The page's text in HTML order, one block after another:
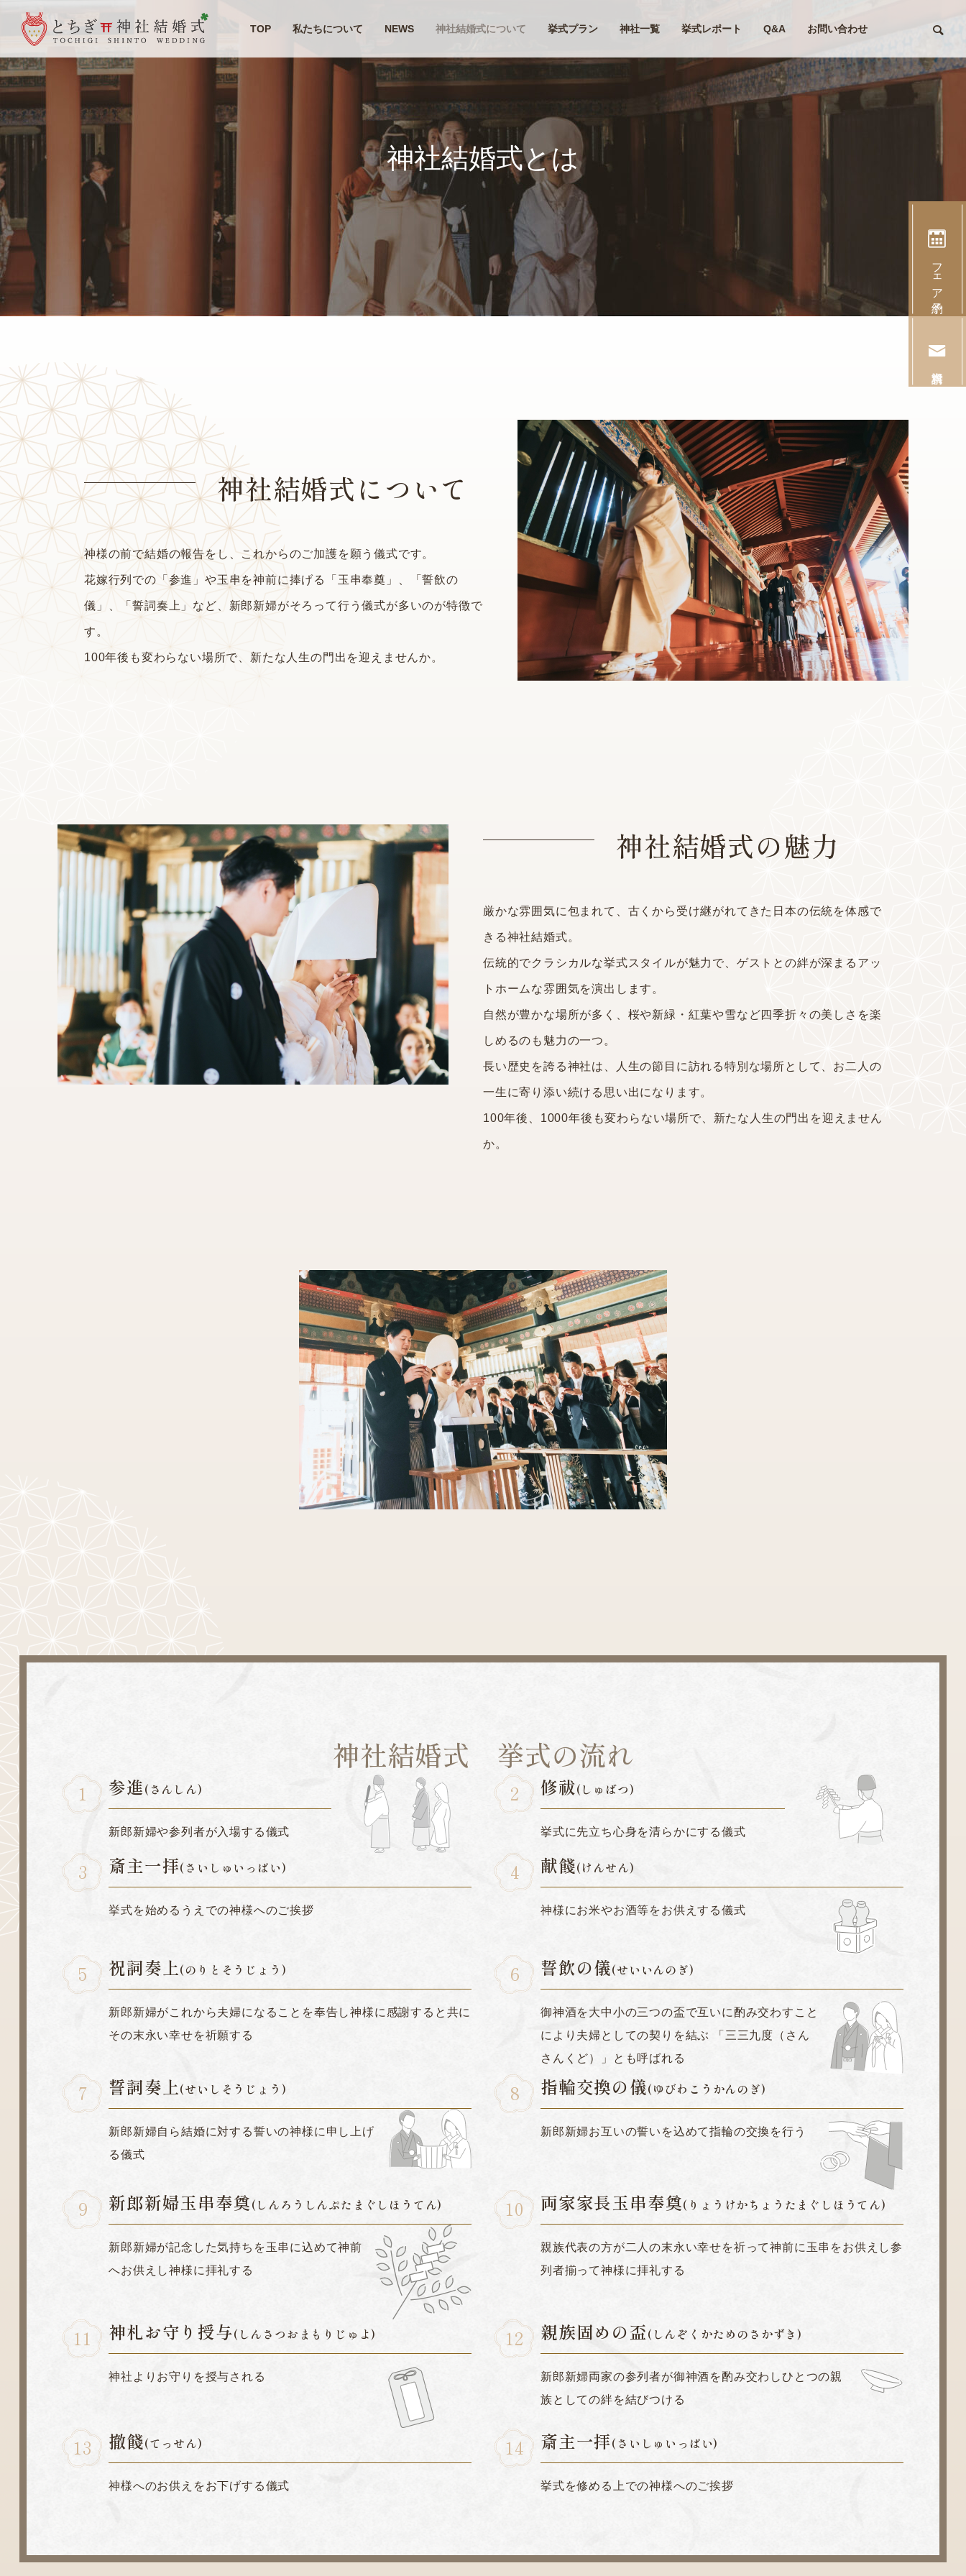
TOP 私たちについて NEWS 神社結婚式について 挙式プラン 神社一覧 挙式レポート Q&A お問い合わせ
神社結婚式とは
神社結婚式について
神様の前で結婚の報告をし、これからのご加護を願う儀式です。
花嫁行列での「参進」や玉串を神前に捧げる「玉串奉奠」、「誓飲の
儀」、「誓詞奏上」など、新郎新婦がそろって行う儀式が多いのが特徴で
す。
100年後も変わらない場所で、新たな人生の門出を迎えませんか。
神社結婚式の魅力
厳かな雰囲気に包まれて、古くから受け継がれてきた日本の伝統を体感で
きる神社結婚式。
伝統的でクラシカルな挙式スタイルが魅力で、ゲストとの絆が深まるアッ
トホームな雰囲気を演出します。
自然が豊かな場所が多く、桜や新緑・紅葉や雪など四季折々の美しさを楽
しめるのも魅力の一つ。
長い歴史を誇る神社は、人生の節目に訪れる特別な場所として、お二人の
一生に寄り添い続ける思い出になります。
100年後、1000年後も変わらない場所で、新たな人生の門出を迎えません
か。
神社結婚式 挙式の流れ
参進(さんしん)
新郎新婦や参列者が⼊場する儀式
修祓(しゅばつ)
挙式に先立ち心身を清らかにする儀式
斎主一拝(さいしゅいっぱい)
挙式を始めるうえでの神様へのご挨拶
献餞(けんせん)
神様にお米やお酒等をお供えする儀式
祝詞奏上(のりとそうじょう)
新郎新婦がこれから夫婦になることを奉告し神様に感謝すると共に
その末永い幸せを祈願する
誓飲の儀(せいいんのぎ)
御神酒を大中小の三つの盃で互いに酌み交わすこと
により夫婦としての契りを結ぶ
「三三九度（さん
さんくど）」とも呼ばれる
誓詞奏上(せいしそうじょう)
新郎新婦自ら結婚に対する誓いの神様に申し上げ
る儀式
指輪交換の儀(ゆびわこうかんのぎ)
新郎新婦お互いの誓いを込めて指輪の交換を行う
新郎新婦玉串奉奠(しんろうしんぷたまぐしほうてん)
新郎新婦が記念した気持ちを玉串に込めて神前
へお供えし神様に拝礼する
両家家長玉串奉奠(りょうけかちょうたまぐしほうてん)
親族代表の方が二人の末永い幸せを祈って神前に玉串をお供えし参
列者揃って神様に拝礼する
神札お守り授与(しんさつおまもりじゅよ)
神社よりお守りを授与される
親族固めの盃(しんぞくかためのさかずき)
新郎新婦両家の参列者が御神酒を酌み交わしひとつの親
族としての絆を結びつける
撤餞(てっせん)
神様へのお供えをお下げする儀式
斎主一拝(さいしゅいっぱい)
挙式を修める上での神様へのご挨拶
フェア予約